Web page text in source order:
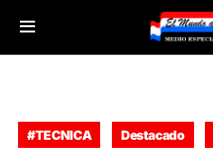
#TECNICA Destacado